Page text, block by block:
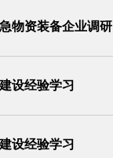
物资装备企业调研
设经验学习
设经验学习